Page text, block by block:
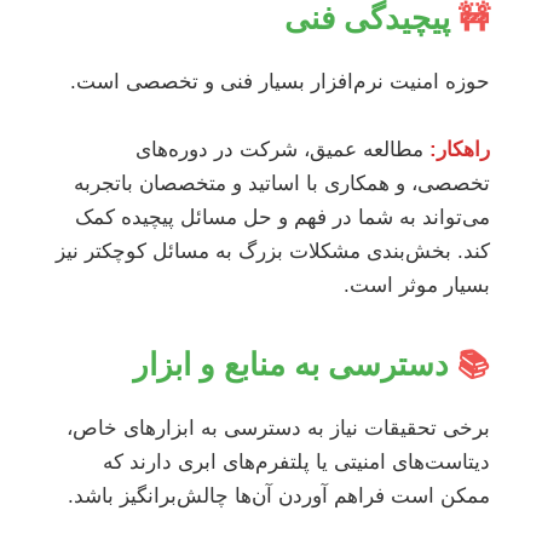
🚧 پیچیدگی فنی
حوزه امنیت نرم‌افزار بسیار فنی و تخصصی است.
راهکار: مطالعه عمیق، شرکت در دوره‌های
تخصصی، و همکاری با اساتید و متخصصان باتجربه
می‌تواند به شما در فهم و حل مسائل پیچیده کمک
کند. بخش‌بندی مشکلات بزرگ به مسائل کوچکتر نیز
بسیار موثر است.
📚 دسترسی به منابع و ابزار
برخی تحقیقات نیاز به دسترسی به ابزارهای خاص،
دیتاست‌های امنیتی یا پلتفرم‌های ابری دارند که
ممکن است فراهم آوردن آن‌ها چالش‌برانگیز باشد.